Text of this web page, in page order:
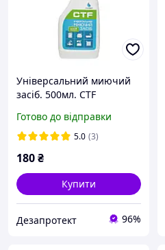
Універсальний миючий
засіб. 500мл. CTF
Готово до відправки
5.0 (3)
180₴
Купити
Дезапротект 96%